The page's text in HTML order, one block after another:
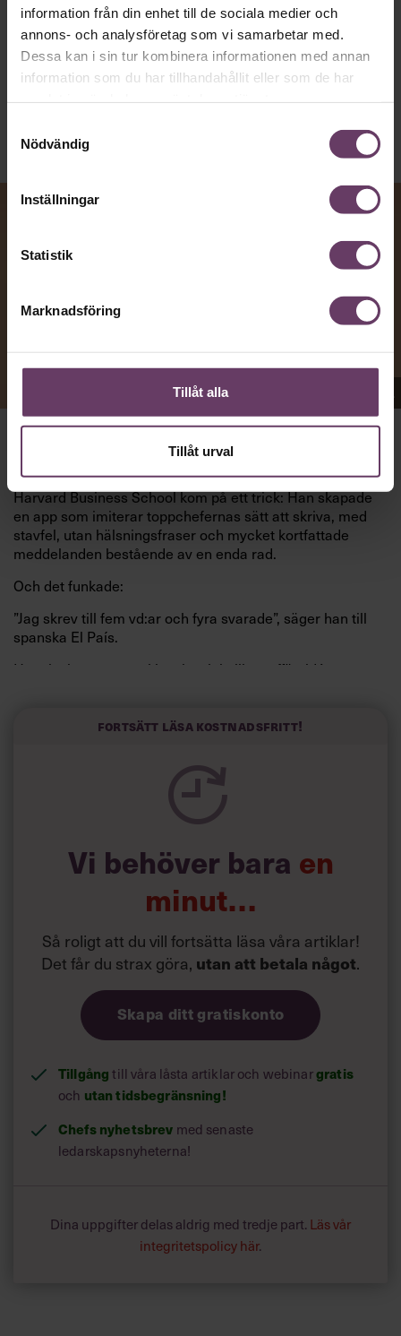
information från din enhet till de sociala medier och
annons- och analysföretag som vi samarbetar med.
Dessa kan i sin tur kombinera informationen med annan
information som du har tillhandahållit eller som de har
Nödvändig
Inställningar
Statistik
Marknadsföring
Tillåt alla
Tillåt urval
Kommunikation
Text:Fredrik Kullberg
Publicerad2026-08-07
Appen Sinceerly imiterar vd:ars kortfattade språk.
VD:AR KAN VARA SVÅRAatt nå och besvarar inte alltid
mejl från främlingar. Men studentenBen Horwitzpå
Harvard Business School kom på ett trick: Han skapade
en app som imiterar toppchefernas sätt att skriva, med
stavfel, utan hälsningsfraser och mycket kortfattade
meddelanden bestående av en enda rad.
Och det funkade:
”Jag skrev till fem vd:ar och fyra svarade”, säger han till
spanska El País.
Horwitz har nu utvecklat sitt trick till en affärsidé: appen
kortfattat slarviga vd-stilen.
Fortsätt läsa kostnadsfritt!
Vi behöver bara en
minut…
Så roligt att du vill fortsätta läsa våra artiklar!
Det får du strax göra, utan att betala något.
Skapa ditt gratiskonto
Tillgångtill våra låsta artiklar och webinargratis
och utan tidsbegränsning!
Chefs nyhetsbrev med senaste
ledarskapsnyheterna!
Dina uppgifter delas aldrig med tredje part. Läs vår
integritetspolicy här.